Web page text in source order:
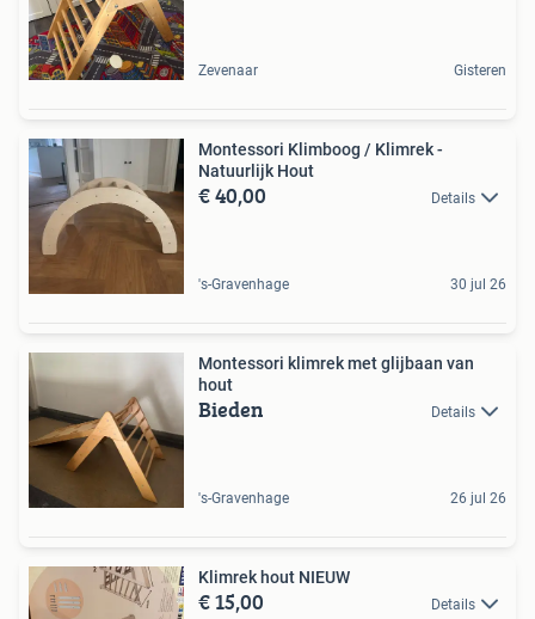
Zevenaar Gisteren
Montessori Klimboog / Klimrek -
Natuurlijk Hout
€ 40,00 Details
's-Gravenhage 30 jul 26
Montessori klimrek met glijbaan van
hout
Bieden Details
's-Gravenhage 26 jul 26
Klimrek hout NIEUW
€ 15,00 Details